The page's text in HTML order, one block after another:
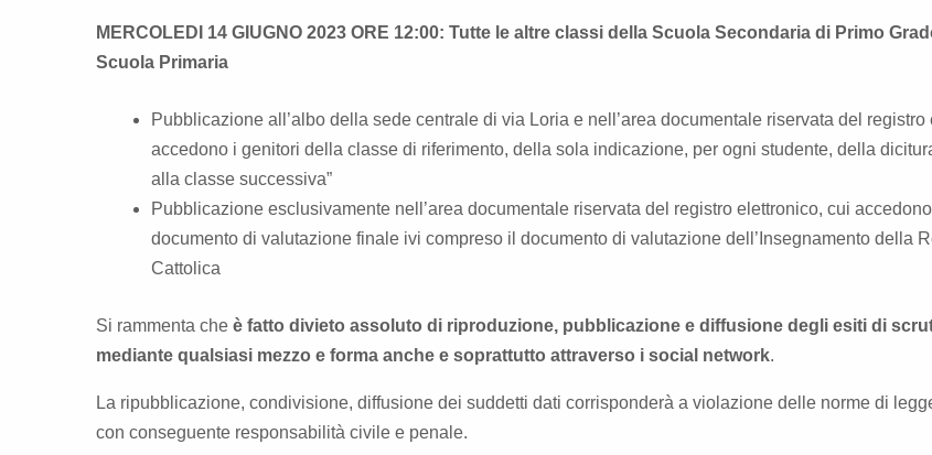
MERCOLEDI 14 GIUGNO 2023 ORE 12:00: Tutte le altre classi della Scuola Secondaria di Primo
Scuola Primaria
Pubblicazione all’albo della sede centrale di via Loria e nell’area documentale riservata del registro
accedono i genitori della classe di riferimento, della sola indicazione, per ogni studente, della
alla classe successiva”
Pubblicazione esclusivamente nell’area documentale riservata del registro elettronico, cui
documento di valutazione finale ivi compreso il documento di valutazione dell’Insegnamento della
Cattolica
Si rammenta che è fatto divieto assoluto di riproduzione, pubblicazione e diffusione degli esiti di
mediante qualsiasi mezzo e forma anche e soprattutto attraverso i social network.
La ripubblicazione, condivisione, diffusione dei suddetti dati corrisponderà a violazione delle norme di
con conseguente responsabilità civile e penale.